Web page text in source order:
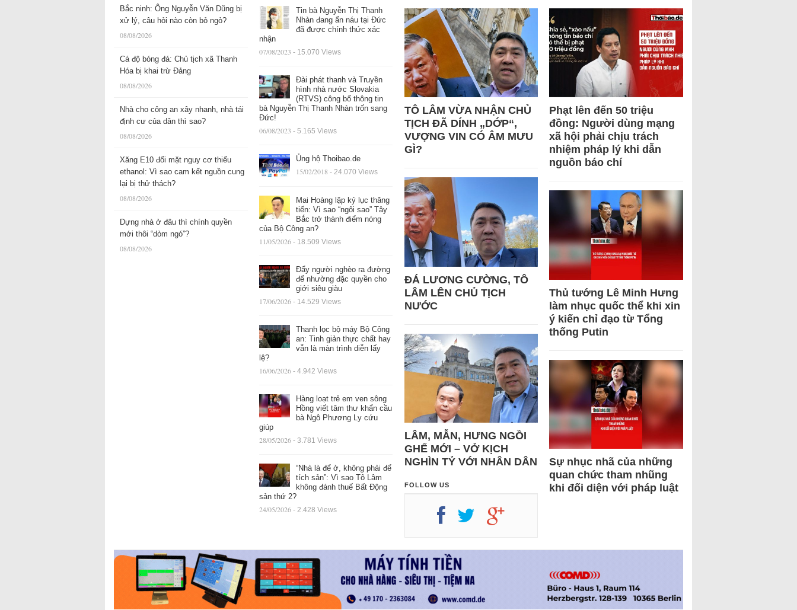
Bắc ninh: Ông Nguyễn Văn Dũng bị
xử lý, câu hỏi nào còn bỏ ngỏ?
08/08/2026
Cá độ bóng đá: Chủ tịch xã Thanh
Hóa bị khai trừ Đảng
08/08/2026
Nhà cho công an xây nhanh, nhà tái
định cư của dân thì sao?
08/08/2026
Xăng E10 đối mặt nguy cơ thiếu
ethanol: Vì sao cam kết nguồn cung
lại bị thử thách?
08/08/2026
Dựng nhà ở đâu thì chính quyền
mới thôi “dòm ngó”?
08/08/2026
Tin bà Nguyễn Thị Thanh
Nhàn đang ẩn náu tại Đức
đã được chính thức xác
nhận
07/08/2023 - 15.070 Views
Đài phát thanh và Truyền
hình nhà nước Slovakia
(RTVS) công bố thông tin
bà Nguyễn Thị Thanh Nhàn trốn sang
Đức!
06/08/2023 - 5.165 Views
Ủng hộ Thoibao.de
15/02/2018 - 24.070 Views
Mai Hoàng lập kỷ lục thăng
tiến: Vì sao “ngôi sao” Tây
Bắc trở thành điểm nóng
của Bộ Công an?
11/05/2026 - 18.509 Views
Đẩy người nghèo ra đường
để nhường đặc quyền cho
giới siêu giàu
17/06/2026 - 14.529 Views
Thanh lọc bộ máy Bộ Công
an: Tinh giản thực chất hay
vẫn là màn trình diễn lấy
lệ?
16/06/2026 - 4.942 Views
Hàng loạt trẻ em ven sông
Hồng viết tâm thư khẩn cầu
bà Ngô Phương Ly cứu
giúp
28/05/2026 - 3.781 Views
“Nhà là để ở, không phải để
tích sản”: Vì sao Tô Lâm
không đánh thuế Bất Động
sản thứ 2?
24/05/2026 - 2.428 Views
TÔ LÂM VỪA NHẬN CHỦ
TỊCH ĐÃ DÍNH „DỚP“,
VƯỢNG VIN CÓ ÂM MƯU
GÌ?
ĐÁ LƯƠNG CƯỜNG, TÔ
LÂM LÊN CHỦ TỊCH
NƯỚC
LÂM, MẪN, HƯNG NGỒI
GHẾ MỚI – VỞ KỊCH
NGHÌN TỶ VỚI NHÂN DÂN
FOLLOW US
Phạt lên đến 50 triệu
đồng: Người dùng mạng
xã hội phải chịu trách
nhiệm pháp lý khi dẫn
nguồn báo chí
Thủ tướng Lê Minh Hưng
làm nhục quốc thể khi xin
ý kiến chỉ đạo từ Tổng
thống Putin
Sự nhục nhã của những
quan chức tham nhũng
khi đối diện với pháp luật